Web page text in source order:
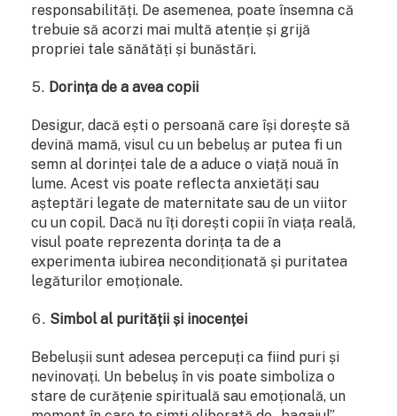
responsabilități. De asemenea, poate însemna că
trebuie să acorzi mai multă atenție și grijă
propriei tale sănătăți și bunăstări.
Dorința de a avea copii
Desigur, dacă ești o persoană care își dorește să
devină mamă, visul cu un bebeluș ar putea fi un
semn al dorinței tale de a aduce o viață nouă în
lume. Acest vis poate reflecta anxietăți sau
așteptări legate de maternitate sau de un viitor
cu un copil. Dacă nu îți dorești copii în viața reală,
visul poate reprezenta dorința ta de a
experimenta iubirea necondiționată și puritatea
legăturilor emoționale.
Simbol al purității și inocenței
Bebelușii sunt adesea percepuți ca fiind puri și
nevinovați. Un bebeluș în vis poate simboliza o
stare de curățenie spirituală sau emoțională, un